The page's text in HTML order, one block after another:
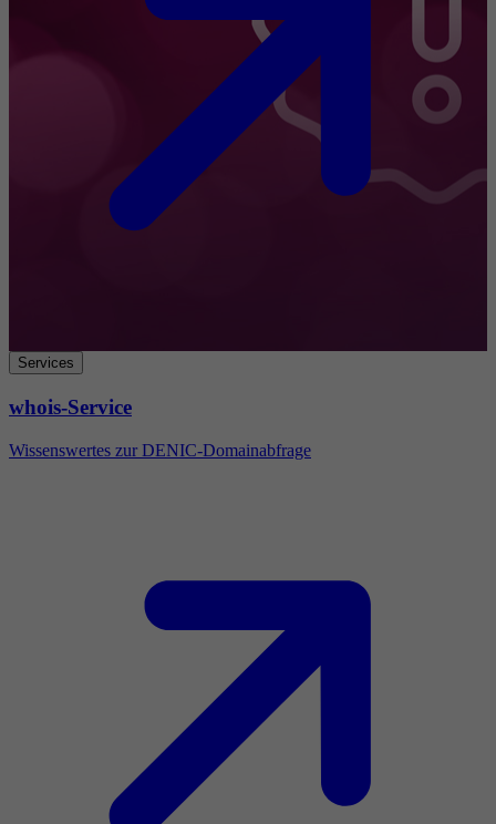
Services
whois-Service
Wissenswertes zur DENIC-Domainabfrage